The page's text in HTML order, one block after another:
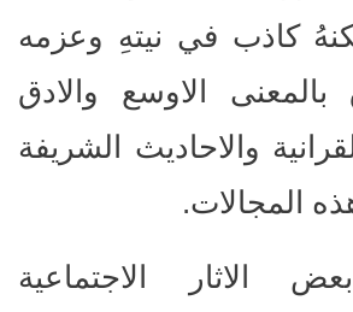
كاذب في نيتهِ وعزمه
الاوسع والادق
والاحاديث الشريفة
المجالات.
الاثار الاجتماعية